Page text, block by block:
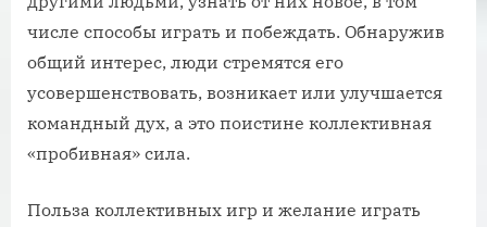
числе способы играть и побеждать. Обнаружив
общий интерес, люди стремятся его
усовершенствовать, возникает или улучшается
командный дух, а это поистине коллективная
«пробивная» сила.
Польза коллективных игр и желание играть